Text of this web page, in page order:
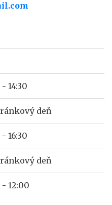
14:30
deň
16:30
deň
12:00